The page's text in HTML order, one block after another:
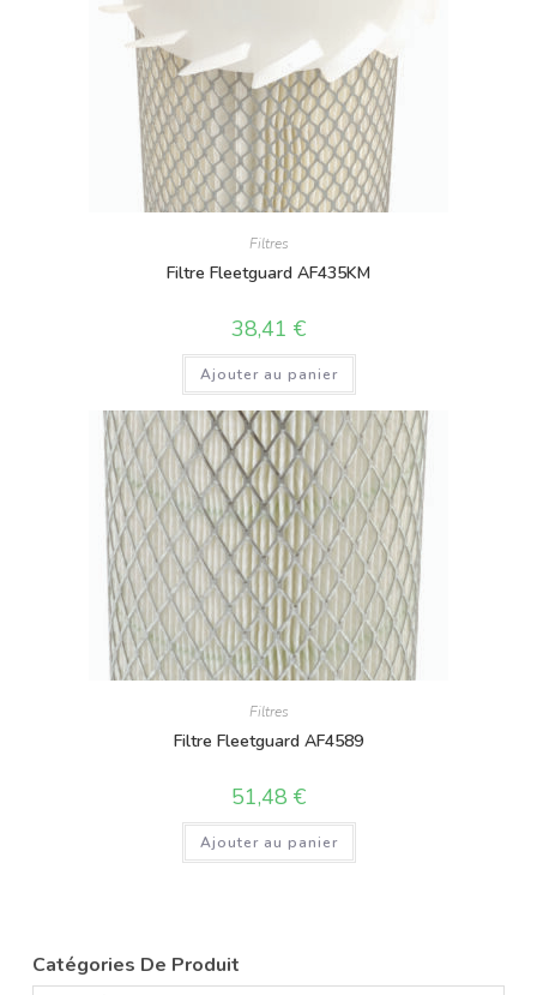
Filtres
Filtre Fleetguard AF435KM
38,41 €
Ajouter au panier
Filtres
Filtre Fleetguard AF4589
51,48 €
Ajouter au panier
Catégories De Produit